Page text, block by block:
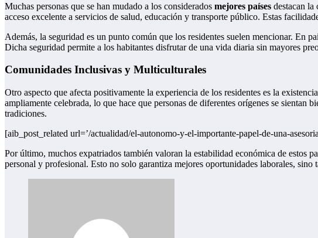
Muchas personas que se han mudado a los considerados mejores países destacan la
acceso excelente a servicios de salud, educación y transporte público. Estas
Además, la seguridad es un punto común que los residentes suelen mencionar. En
Dicha seguridad permite a los habitantes disfrutar de una vida diaria sin mayores
Comunidades Inclusivas y Multiculturales
Otro aspecto que afecta positivamente la experiencia de los residentes es la
ampliamente celebrada, lo que hace que personas de diferentes orígenes se
tradiciones.
[aib_post_related url=’/actualidad/el-autonomo-y-el-importante-papel-de-una-
Por último, muchos expatriados también valoran la estabilidad económica de estos
personal y profesional. Esto no solo garantiza mejores oportunidades laborales,